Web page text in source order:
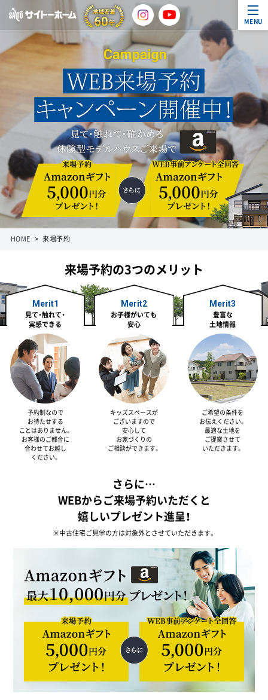
MENU
HOME 来場予約
来場予約の3つのメリット
Merit1
見て・触れて・
実感できる
予約制なので
お待たせする
ことはありません。
お客様のご都合に
合わせてお越し
ください。
Merit2
お子様がいても
安心
キッズスペースが
ございますので
安心して
お家づくりの
ご相談ができます。
Merit3
豊富な
土地情報
ご希望の条件を
お伝えください。
最適な土地を
ご提案させて
いただきます。
さらに…
WEBからご来場予約いただくと
嬉しいプレゼント進呈！
※中古住宅ご見学の方は対象外とさせていただきます。